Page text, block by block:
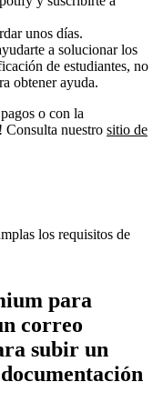
unos días.
a solucionar los
de estudiantes, no
obtener ayuda.
o con la
Consulta nuestro sitio de
los requisitos de
para
correo
subir un